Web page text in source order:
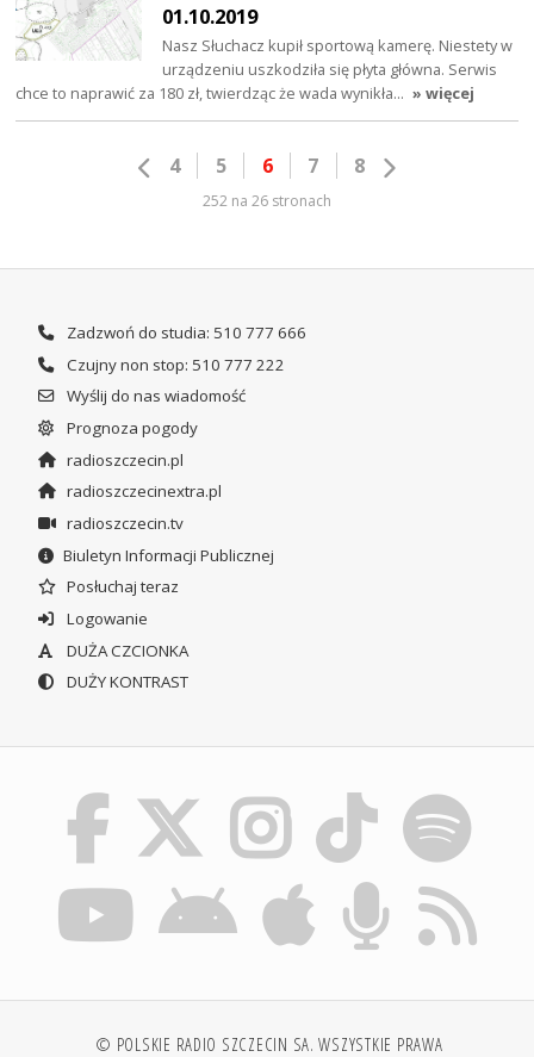
01.10.2019
Nasz Słuchacz kupił sportową kamerę. Niestety w
urządzeniu uszkodziła się płyta główna. Serwis
chce to naprawić za 180 zł, twierdząc że wada wynikła… » więcej
4 5 6 7 8
252 na 26 stronach
Zadzwoń do studia: 510 777 666
Czujny non stop: 510 777 222
Wyślij do nas wiadomość
Prognoza pogody
radioszczecin.pl
radioszczecinextra.pl
radioszczecin.tv
Biuletyn Informacji Publicznej
Posłuchaj teraz
Logowanie
DUŻA CZCIONKA
DUŻY KONTRAST
© POLSKIE RADIO SZCZECIN SA. WSZYSTKIE PRAWA